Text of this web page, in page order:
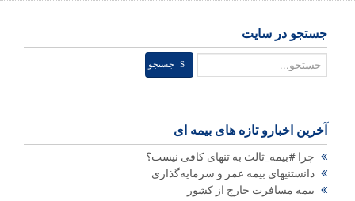
جستجو در سایت
جستجوجستجو
آخرین اخبارو تازه های بیمه ای
چرا #بیمه_ثالث به تنهای کافی نیست؟
دانستنیهای بیمه عمر و سرمایه‌گذاری
بیمه مسافرت خارج از کشور